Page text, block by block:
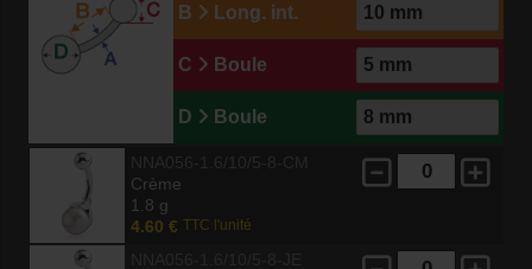
B Long. int.
C Boule
D Boule
Crème
1.8 g
4.60 € TTC l'unité